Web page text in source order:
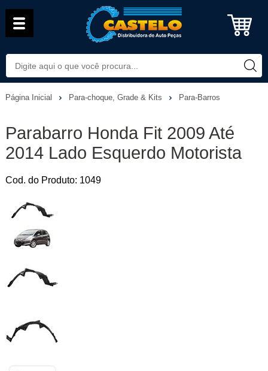
Página Inicial Para-choque, Grade & Kits Para-Barros
Parabarro Honda Fit 2009 Até
2014 Lado Esquerdo Motorista
Cod. do Produto: 1049